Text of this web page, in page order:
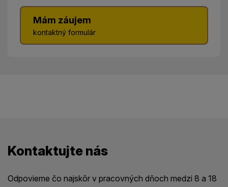
Mám záujem
kontaktný formulár
Kontaktujte nás
Odpovieme čo najskôr v pracovných dňoch medzi 8 a 18